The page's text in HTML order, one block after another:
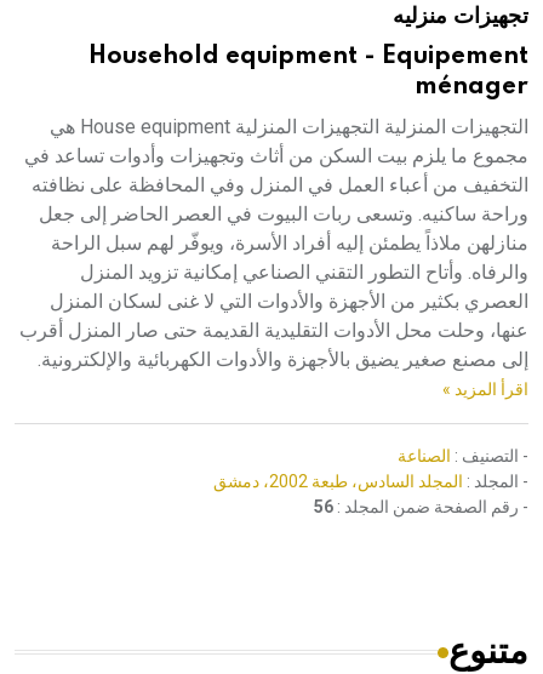
هيئة الموسوعة العربية تطلق موسوعات جديدة في عام 2026تجهيزات منزليه
Household equipment - Equipement
ménager
التجهيزات المنزلية التجهيزات المنزلية House equipment هي
مجموع ما يلزم بيت السكن من أثاث وتجهيزات وأدوات تساعد في
التخفيف من أعباء العمل في المنزل وفي المحافظة على نظافته
وراحة ساكنيه. وتسعى ربات البيوت في العصر الحاضر إلى جعل
منازلهن ملاذاً يطمئن إليه أفراد الأسرة، ويوفّر لهم سبل الراحة
والرفاه. وأتاح التطور التقني الصناعي إمكانية تزويد المنزل
العصري بكثير من الأجهزة والأدوات التي لا غنى لسكان المنزل
عنها، وحلت محل الأدوات التقليدية القديمة حتى صار المنزل أقرب
إلى مصنع صغير يضيق بالأجهزة والأدوات الكهربائية والإلكترونية.
اقرأ المزيد »
- التصنيف : الصناعة
- المجلد : المجلد السادس، طبعة 2002، دمشق
- رقم الصفحة ضمن المجلد : 56
متنوع